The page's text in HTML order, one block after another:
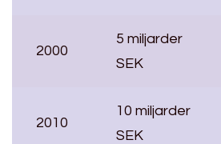
2000
5 miljarder
SEK
2010
10 miljarder
SEK